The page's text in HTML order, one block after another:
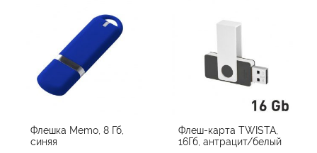
Флешка Memo, 8 Гб,
синяя
Флеш-карта TWISTA,
16Гб, антрацит/белый